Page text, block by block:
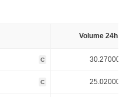
Volume 24h (%)
C 30.270000%
C 25.020000%